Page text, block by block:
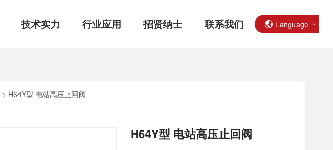
技术实力 行业应用 招贤纳士 联系我们 Language
> H64Y型 电站高压止回阀
H64Y型 电站高压止回阀